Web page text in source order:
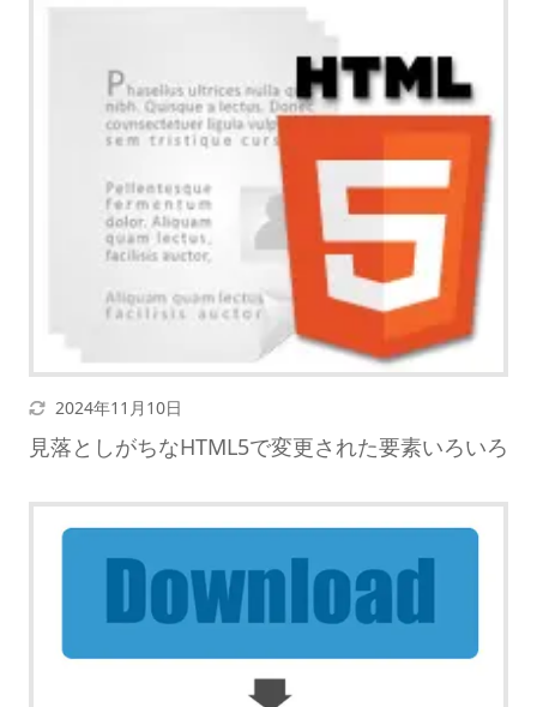
更新日
2024年11月10日
見落としがちなHTML5で変更された要素いろいろ